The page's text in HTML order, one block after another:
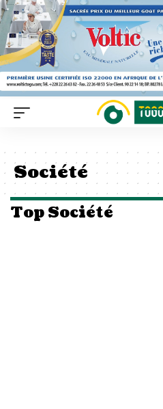
Société
Top Société